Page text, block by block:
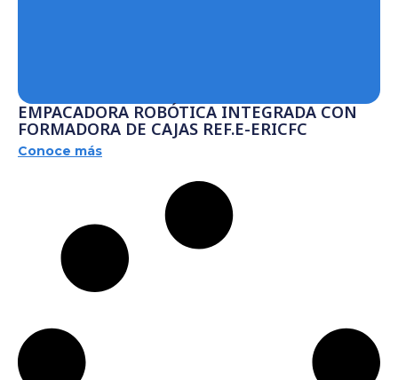
EMPACADORA ROBÓTICA INTEGRADA CON
FORMADORA DE CAJAS REF.E-ERICFC
Conoce más